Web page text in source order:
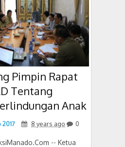
Pimpin Rapat
Tentang
Anak
8 years ago 0
-- Ketua